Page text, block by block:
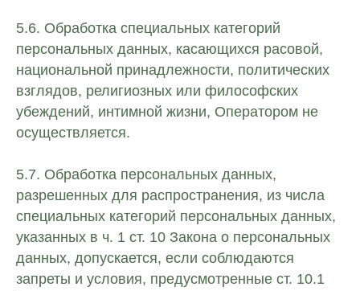
5.6. Обработка специальных категорий
персональных данных, касающихся расовой,
национальной принадлежности, политических
взглядов, религиозных или философских
убеждений, интимной жизни, Оператором не
осуществляется.
5.7. Обработка персональных данных,
разрешенных для распространения, из числа
специальных категорий персональных данных,
указанных в ч. 1 ст. 10 Закона о персональных
данных, допускается, если соблюдаются
запреты и условия, предусмотренные ст. 10.1